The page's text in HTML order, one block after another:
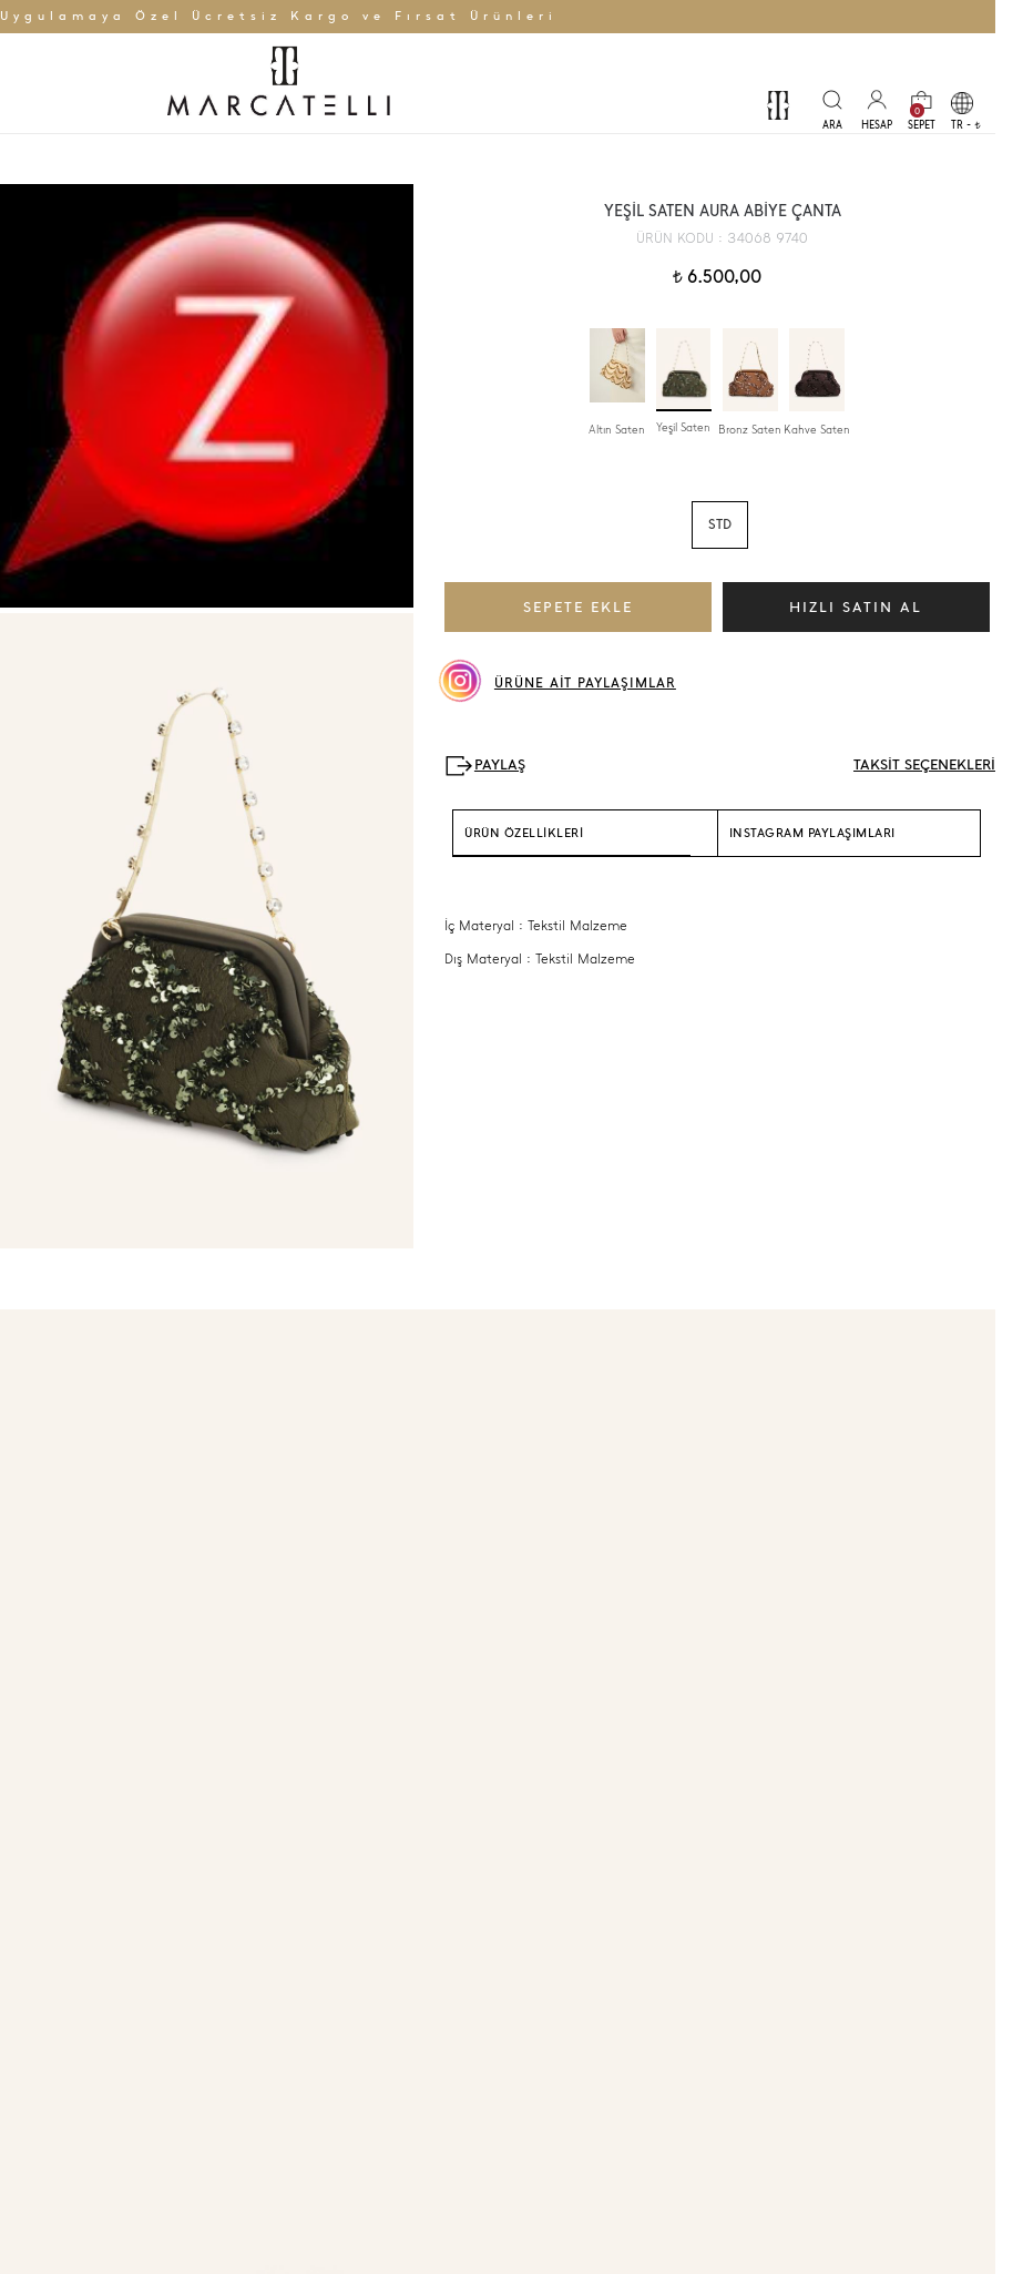
Uygulamaya Özel Ücretsiz Kargo ve Fırsat Ürünleri
0
TR - t
YEŞİL SATEN AURA ABİYE ÇANTA
ÜRÜN KODU : 34068 9740
t6.500,00
Altın Saten Yeşil Saten Bronz Saten Kahve Saten
STD
ÜRÜNE AİT PAYLAŞIMLAR
TAKSİT SEÇENEKLERİ
ÜRÜN ÖZELLİKLERİ INSTAGRAM PAYLAŞIMLARI
İç Materyal : Tekstil Malzeme
Dış Materyal : Tekstil Malzeme